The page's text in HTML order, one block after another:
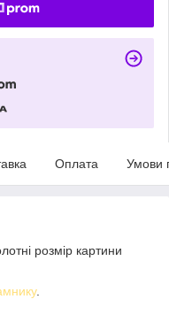
Оплата Умови
розмір картини
.